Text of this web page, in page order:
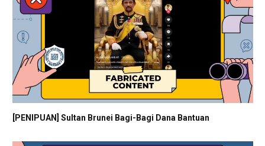
[PENIPUAN] Sultan Brunei Bagi-Bagi Dana Bantuan